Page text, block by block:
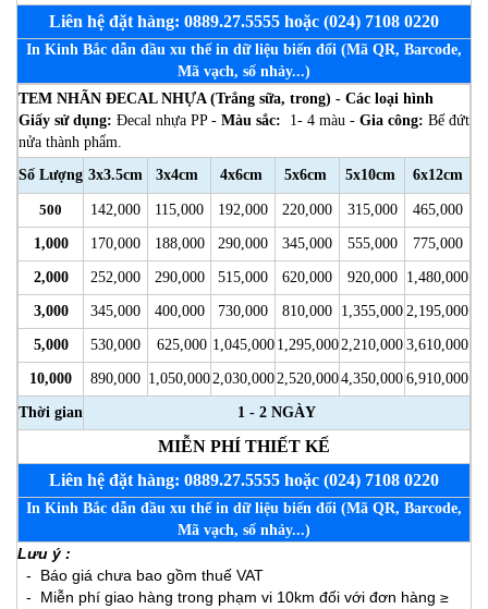
Liên hệ đặt hàng: 0889.27.5555 hoặc (024) 7108 0220
In Kinh Bắc dẫn đầu xu thế in dữ liệu biến đổi (Mã QR, Barcode,
Mã vạch, số nhảy...)
TEM NHÃN ĐECAL NHỰA (Trắng sữa, trong) - Các loại hình
Giấy sử dụng: Đecal nhựa PP - Màu sắc: 1- 4 màu - Gia công: Bế đứt
nửa thành phẩm.
Số Lượng 3x3.5cm 3x4cm 4x6cm 5x6cm 5x10cm 6x12cm
500 142,000 115,000 192,000 220,000 315,000 465,000
1,000 170,000 188,000 290,000 345,000 555,000 775,000
2,000 252,000 290,000 515,000 620,000 920,000 1,480,000
3,000 345,000 400,000 730,000 810,000 1,355,000 2,195,000
5,000 530,000 625,000 1,045,000 1,295,0002,210,000 3,610,000
10,000 890,000 1,050,0002,030,0002,520,0004,350,000 6,910,000
Thời gian 1 - 2 NGÀY
MIỄN PHÍ THIẾT KẾ
Liên hệ đặt hàng: 0889.27.5555 hoặc (024) 7108 0220
In Kinh Bắc dẫn đầu xu thế in dữ liệu biến đổi (Mã QR, Barcode,
Mã vạch, số nhảy...)
Lưu ý :
- Báo giá chưa bao gồm thuế VAT
- Miễn phí giao hàng trong phạm vi 10km đối với đơn hàng ≥